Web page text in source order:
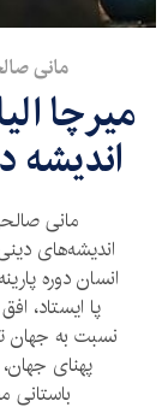
مانی
میرچا
مانی
اندیشه‌های
انسان دوره
پا ایستاد،
نسبت به جهان
پهنای